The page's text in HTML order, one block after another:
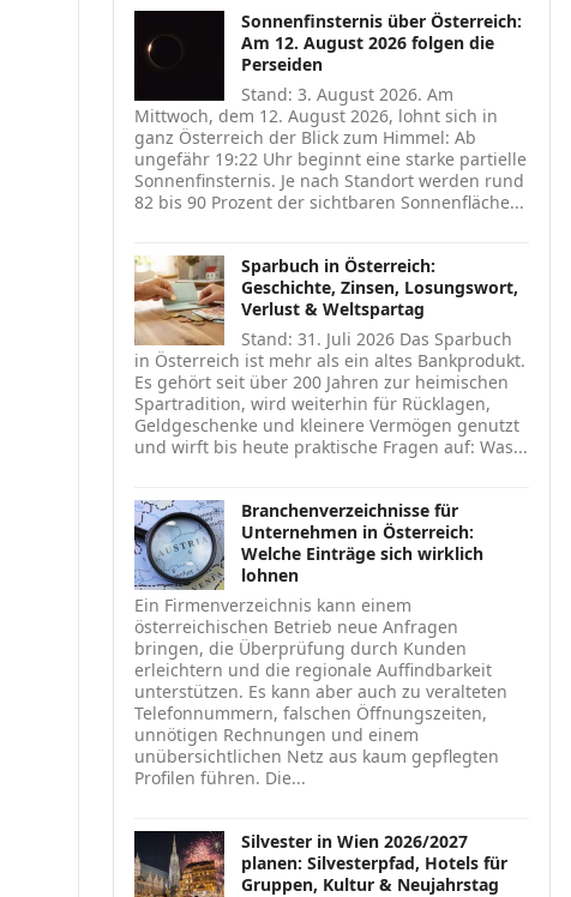
Sonnenfinsternis über Österreich:
Am 12. August 2026 folgen die
Perseiden
Stand: 3. August 2026. Am
Mittwoch, dem 12. August 2026, lohnt sich in
ganz Österreich der Blick zum Himmel: Ab
ungefähr 19:22 Uhr beginnt eine starke partielle
Sonnenfinsternis. Je nach Standort werden rund
82 bis 90 Prozent der sichtbaren Sonnenfläche...
Sparbuch in Österreich:
Geschichte, Zinsen, Losungswort,
Verlust & Weltspartag
Stand: 31. Juli 2026 Das Sparbuch
in Österreich ist mehr als ein altes Bankprodukt.
Es gehört seit über 200 Jahren zur heimischen
Spartradition, wird weiterhin für Rücklagen,
Geldgeschenke und kleinere Vermögen genutzt
und wirft bis heute praktische Fragen auf: Was...
Branchenverzeichnisse für
Unternehmen in Österreich:
Welche Einträge sich wirklich
lohnen
Ein Firmenverzeichnis kann einem
österreichischen Betrieb neue Anfragen
bringen, die Überprüfung durch Kunden
erleichtern und die regionale Auffindbarkeit
unterstützen. Es kann aber auch zu veralteten
Telefonnummern, falschen Öffnungszeiten,
unnötigen Rechnungen und einem
unübersichtlichen Netz aus kaum gepflegten
Profilen führen. Die...
Silvester in Wien 2026/2027
planen: Silvesterpfad, Hotels für
Gruppen, Kultur & Neujahrstag